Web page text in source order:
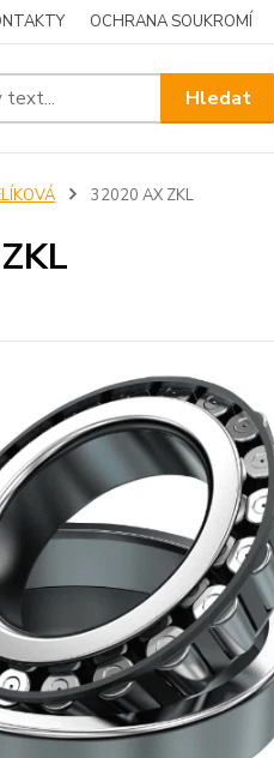
OCHRANA SOUKROMÍ
Hledat
32020 AX ZKL